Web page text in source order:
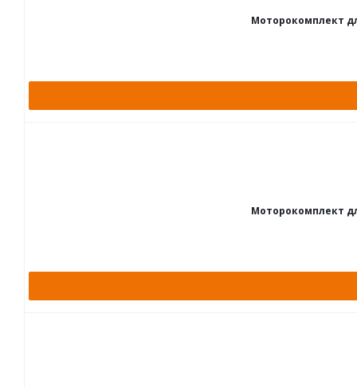
Моторокомплект
Моторокомплект